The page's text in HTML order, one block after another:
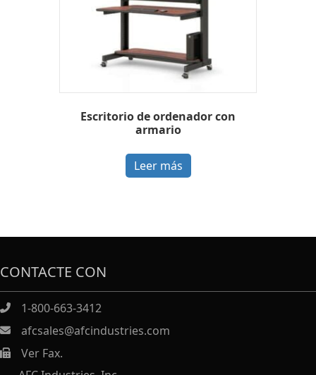
Escritorio de ordenador con
armario
Leer más
CONTACTE CON
1-800-663-3412
afcsales@afcindustries.com
https://afcindustries.com/contact/#:~:text=Fax
Ver Fax.